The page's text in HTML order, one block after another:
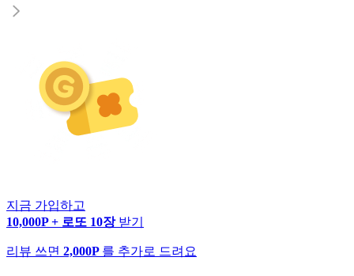
지금 가입하고
10,000P + 로또 10장 받기
리뷰 쓰면 2,000P 를 추가로 드려요